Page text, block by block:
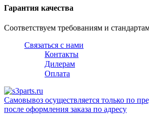
Гарантия качества
Соответствуем требованиям и
Связаться с нами
Контакты
Дилерам
Оплата
Самовывоз осуществляется только по
после оформления заказа по адресу